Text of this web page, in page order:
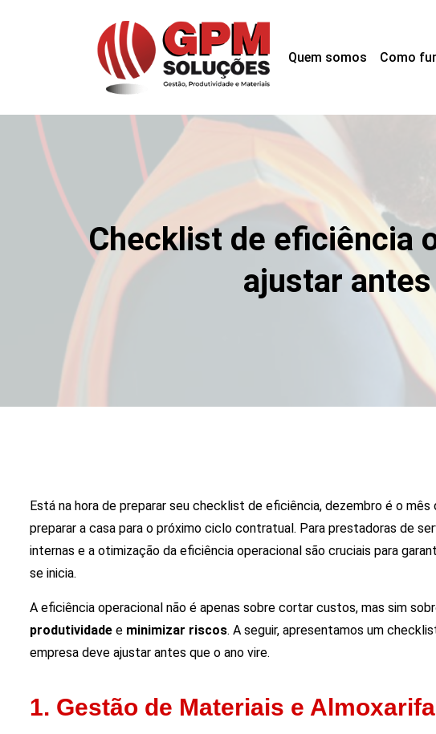
Quem somos Como
Checklist de eficiência
ajustar
Está na hora de preparar seu checklist de eficiência, dezembro é o
preparar a casa para o próximo ciclo contratual. Para prestadoras de
internas e a otimização da eficiência operacional são cruciais para
se inicia.
A eficiência operacional não é apenas sobre cortar custos, mas sim
produtividade e minimizar riscos. A seguir, apresentamos um
empresa deve ajustar antes que o ano vire.
1. Gestão de Materiais e